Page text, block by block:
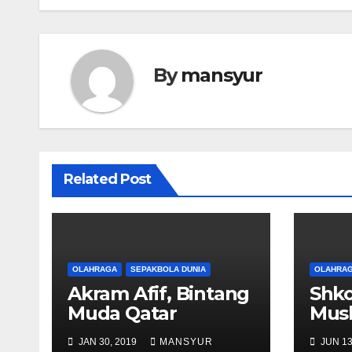
Bymansyur
Related Post
OLAHRAGA SEPAKBOLA DUNIA
Akram Afif, Bintang
Muda Qatar
JAN 30, 2019 MANSYUR JUN